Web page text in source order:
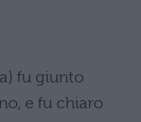
fu giunto
e fu chiaro